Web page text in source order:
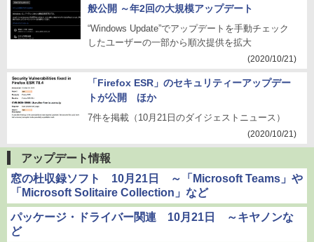
般公開 ～年2回の大規模アップデート
“Windows Update”でアップデートを手動チェック
したユーザーの一部から順次提供を拡大
(2020/10/21)
「Firefox ESR」のセキュリティーアップデー
トが公開 ほか
7件を掲載（10月21日のダイジェストニュース）
(2020/10/21)
アップデート情報
窓の杜収録ソフト 10月21日 ～「Microsoft Teams」や
「Microsoft Solitaire Collection」など
パッケージ・ドライバー関連 10月21日 ～キヤノンな
ど